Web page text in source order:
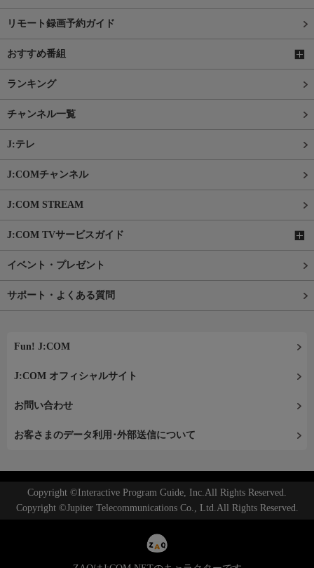
リモート録画予約ガイド
おすすめ番組
ランキング
チャンネル一覧
J:テレ
J:COMチャンネル
J:COM STREAM
J:COM TVサービスガイド
イベント・プレゼント
サポート・よくある質問
Fun! J:COM
J:COM オフィシャルサイト
お問い合わせ
お客さまのデータ利用･外部送信について
Copyright ©Interactive Program Guide, Inc.All Rights Reserved.
Copyright ©Jupiter Telecommunications Co., Ltd.All Rights Reserved.